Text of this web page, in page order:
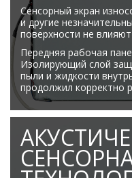
Сенсорный экран
и другие
поверхности не
Передняя рабочая
Изолирующий слой
пыли и жидкости
продолжил корректно